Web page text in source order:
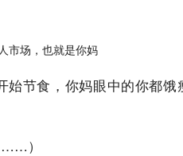
节食，你妈眼中的你都
……）